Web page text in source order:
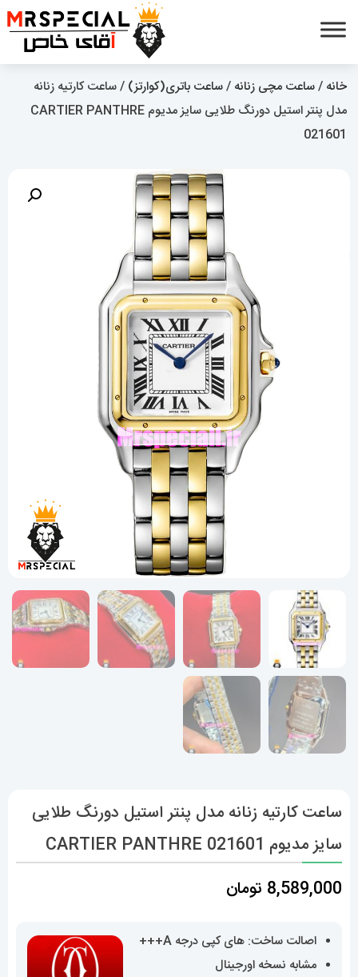
خانه /ساعت مچی زنانه /ساعت باتری(کوارتز) / ساعت کارتیه زنانه
مدل پنتر استیل دورنگ طلایی سایز مدیوم CARTIER PANTHRE
021601
ساعت کارتیه زنانه مدل پنتر استیل دورنگ طلایی
سایز مدیوم CARTIER PANTHRE 021601
8,589,000 تومان
اصالت ساخت: های کپی درجه A+++
مشابه نسخه اورجینال